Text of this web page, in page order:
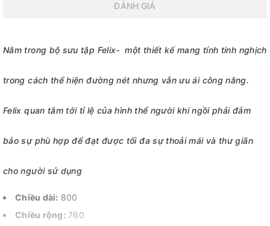
ĐÁNH GIÁ
Nằm trong bộ sưu tập Felix- một thiết kế mang tính tinh nghịch
trong cách thể hiện đường nét nhưng vẫn ưu ái công năng.
Felix quan tâm tới tỉ lệ của hình thể người khi ngồi phải đảm
bảo sự phù hợp để đạt được tối đa sự thoải mái và thư giãn
cho người sử dụng
Chiều dài: 800
Chiều rộng: 760